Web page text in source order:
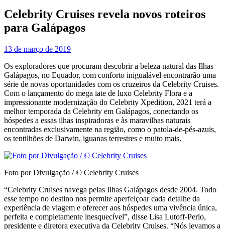
Celebrity Cruises revela novos roteiros
para Galápagos
13 de março de 2019
Os exploradores que procuram descobrir a beleza natural das Ilhas
Galápagos, no Equador, com conforto inigualável encontrarão uma
série de novas oportunidades com os cruzeiros da Celebrity Cruises.
Com o lançamento do mega iate de luxo Celebrity Flora e a
impressionante modernização do Celebrity Xpedition, 2021 terá a
melhor temporada da Celebrity em Galápagos, conectando os
hóspedes a essas ilhas inspiradoras e às maravilhas naturais
encontradas exclusivamente na região, como o patola-de-pés-azuis,
os tentilhões de Darwin, iguanas terrestres e muito mais.
Foto por Divulgação / © Celebrity Cruises
“Celebrity Cruises navega pelas Ilhas Galápagos desde 2004. Todo
esse tempo no destino nos permite aperfeiçoar cada detalhe da
experiência de viagem e oferecer aos hóspedes uma vivência única,
perfeita e completamente inesquecível”, disse Lisa Lutoff-Perlo,
presidente e diretora executiva da Celebrity Cruises. “Nós levamos a